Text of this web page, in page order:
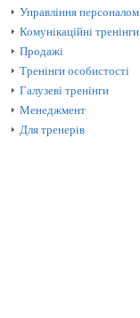
Управління персоналом
Комунікаційні тренінги
Продажі
Тренінги особистості
Галузеві тренінги
Менеджмент
Для тренерів